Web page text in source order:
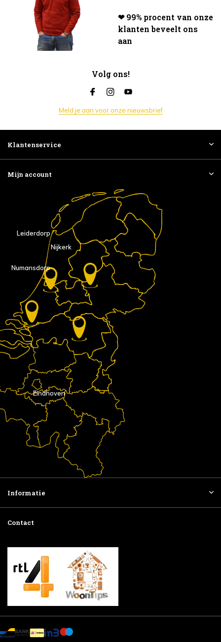
❤ 99% procent van onze
klanten beveelt ons
aan
Volg ons!
Meld je aan voor onze nieuwsbrief
Klantenservice
Mijn account
Eindhoven
Nijkerk
Numansdorp
Leiderdorp
Informatie
Contact